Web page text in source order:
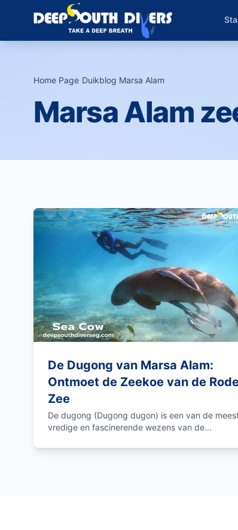
Home Page›Duikblog Marsa Alam
Marsa Alam
De Dugong van Marsa Alam:
Ontmoet de Zeekoe van de
Zee
De dugong (Dugong dugon) is een van de
vredige en fascinerende wezens van de...